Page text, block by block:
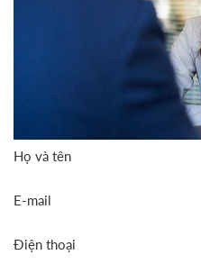
Họ và tên
E-mail
Điện thoại